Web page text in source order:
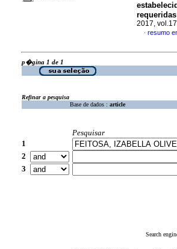
2017,
· resumo
p�gina 1 de 1
Refinar a pesquisa
Base de dados : article
Pesquisar
1
2
3
Search